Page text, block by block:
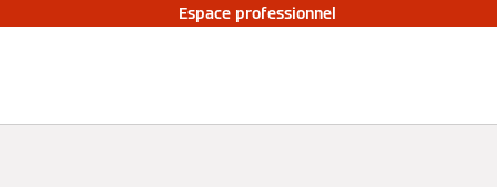
Espace professionnel